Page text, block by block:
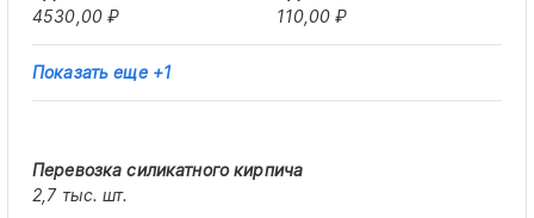
4530,00 ₽ 110,00 ₽
Показать еще +1
2,7 тыс. шт.